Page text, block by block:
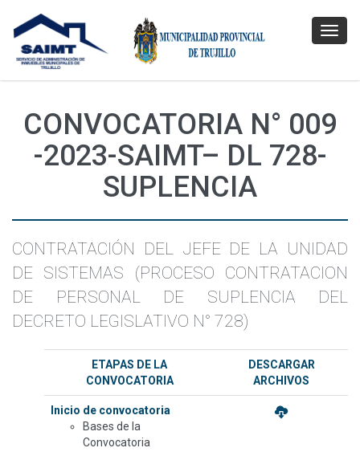
CONVOCATORIA N° 009
-2023-SAIMT– DL 728-
SUPLENCIA
CONTRATACIÓN DEL JEFE DE LA UNIDAD
DE SISTEMAS (PROCESO CONTRATACION
DE PERSONAL DE SUPLENCIA DEL
DECRETO LEGISLATIVO N° 728)
ETAPAS DE LA
CONVOCATORIA
DESCARGAR
ARCHIVOS
Inicio de convocatoria
Bases de la
Convocatoria